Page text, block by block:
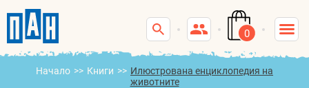
0
Начало >> Книги >> Илюстрована енциклопедия на
животните